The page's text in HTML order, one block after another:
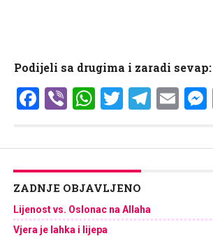
Podijeli sa drugima i zaradi sevap:
Facebook
ViberWhatsApp
Twitter
ZADNJE OBJAVLJENO
Lijenost vs. Oslonac na Allaha
Vjera je lahka i lijepa